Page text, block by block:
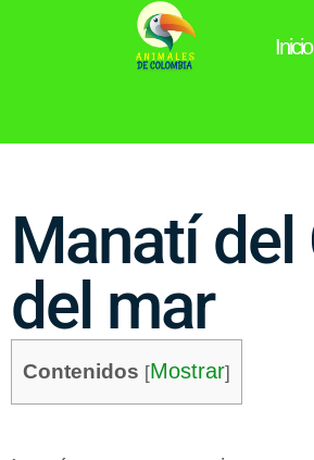
Inicio
Manatí
del mar
Contenidos [Mostrar]